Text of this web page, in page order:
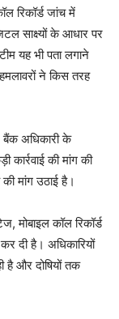
रिकॉर्ड जांच में
साक्ष्यों के आधार पर
यह भी पता लगाने
ने किस तरह
बैंक अधिकारी के
कार्रवाई की मांग की
मांग उठाई है।
मोबाइल कॉल रिकॉर्ड
दी है। अधिकारियों
है और दोषियों तक